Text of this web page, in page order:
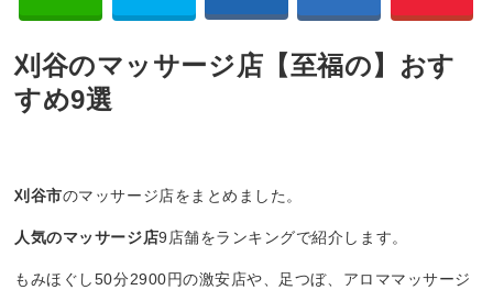
刈谷のマッサージ店【至福の】おす
すめ9選
刈谷市のマッサージ店をまとめました。
人気のマッサージ店9店舗をランキングで紹介します。
もみほぐし50分2900円の激安店や、足つぼ、アロママッサージ